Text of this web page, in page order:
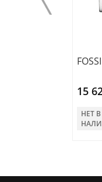
15
НЕТ В